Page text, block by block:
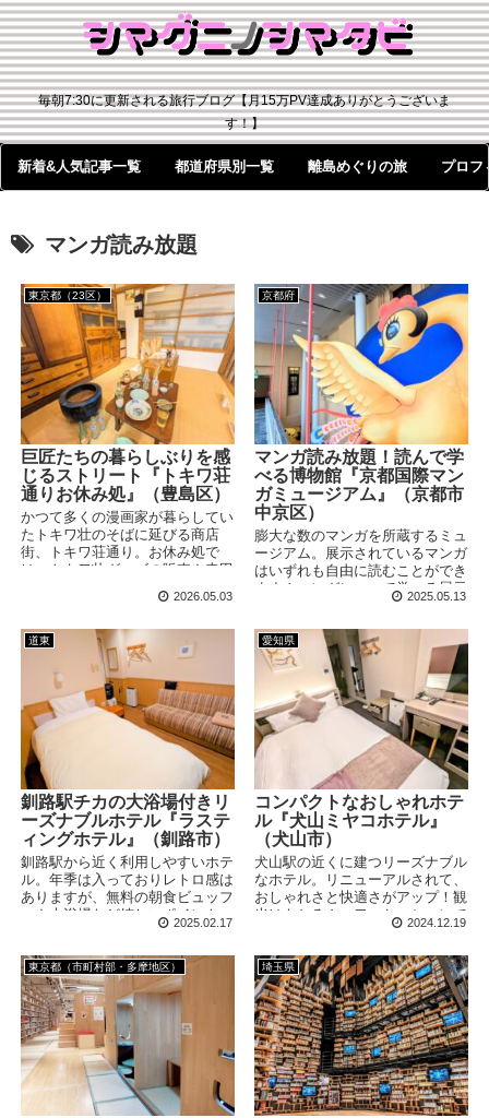
毎朝7:30に更新される旅行ブログ【月15万PV達成ありがとうございま
す！】
新着&人気記事一覧 都道府県別一覧 離島めぐりの旅 プロフ
マンガ読み放題
東京都（23区）
巨匠たちの暮らしぶりを感
じるストリート『トキワ荘
通りお休み処』（豊島区）
かつて多くの漫画家が暮らしてい
たトキワ壮のそばに延びる商店
街、トキワ荘通り。お休み処で
は、トキワ壮グッズの販売や寺田
とができます。今回はマンガミュ
した！
2026.05.03
京都府
マンガ読み放題！読んで学
べる博物館『京都国際マン
ガミュージアム』（京都市
中京区）
膨大な数のマンガを所蔵するミュ
ージアム。展示されているマンガ
はいずれも自由に読むことができ
ます！マンガについて学べる展示
も備えているので、博物館として
す。
2025.05.13
道東
釧路駅チカの大浴場付きリ
ーズナブルホテル『ラステ
ィングホテル』（釧路市）
釧路駅から近く利用しやすいホテ
ル。年季は入っておりレトロ感は
ありますが、無料の朝食ビュッフ
ェや大浴場など嬉しいポイント
も。観光拠点にもぴったりな宿で
2025.02.17
愛知県
コンパクトなおしゃれホテ
ル『犬山ミヤコホテル』
（犬山市）
犬山駅の近くに建つリーズナブル
なホテル。リニューアルされて、
おしゃれさと快適さがアップ！観
光はもちろん、ワーケーションで
の利用にもぴったりな雰囲気の宿
2024.12.19
東京都（市町村部・多摩地区） 埼玉県